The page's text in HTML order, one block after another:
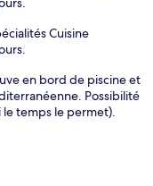
Cuisine
en bord de piscine et
Possibilité
le temps le permet).